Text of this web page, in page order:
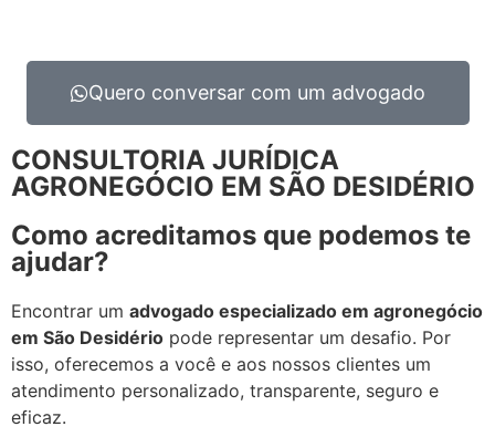
Quero conversar com um advogado
CONSULTORIA JURÍDICA
AGRONEGÓCIO EM SÃO DESIDÉRIO
Como acreditamos que podemos te
ajudar?
Encontrar um advogado especializado em agronegócio
em São Desidério pode representar um desafio. Por
isso, oferecemos a você e aos nossos clientes um
atendimento personalizado, transparente, seguro e
eficaz.